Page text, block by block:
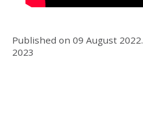
Published on 09 August 2022.
2023